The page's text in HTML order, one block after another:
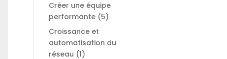
Créer une équipe
performante(5)
Croissance et
automatisation du
réseau (1)